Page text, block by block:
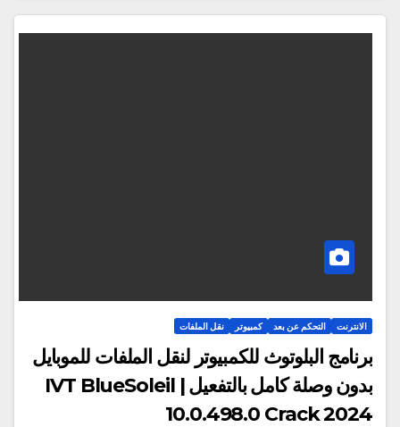
الانترنت التحكم عن بعد كمبيوتر نقل الملفات
برنامج البلوتوث للكمبيوتر لنقل الملفات للموبايل
بدون وصلة كامل بالتفعيل | IVT BlueSoleil
10.0.498.0 Crack 2024